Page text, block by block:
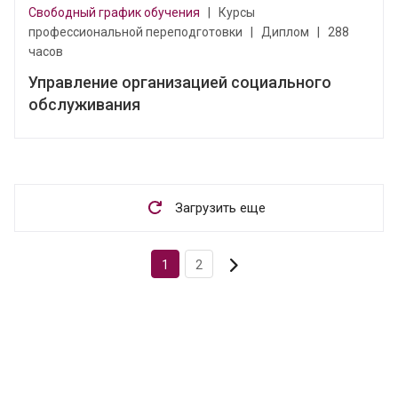
Свободный график обучения
Курсы
профессиональной переподготовки
Диплом
288
часов
Управление организацией социального
обслуживания
Загрузить еще
1 2